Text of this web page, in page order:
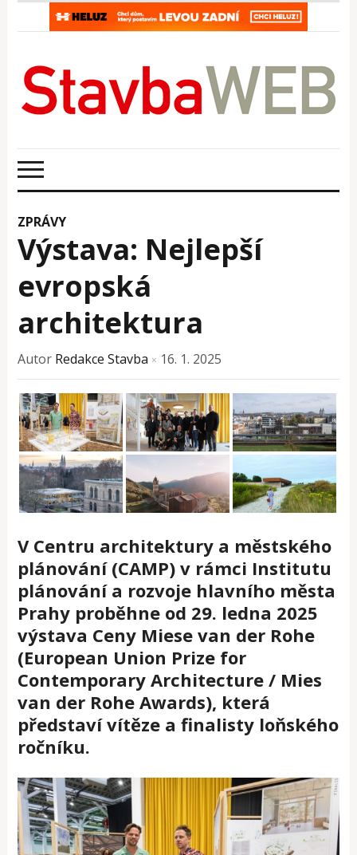
ZPRÁVY
Výstava: Nejlepší
evropská
architektura
Autor Redakce Stavba × 16. 1. 2025
V Centru architektury a městského
plánování (CAMP) v rámci Institutu
plánování a rozvoje hlavního města
Prahy proběhne od 29. ledna 2025
výstava Ceny Miese van der Rohe
(European Union Prize for
Contemporary Architecture / Mies
van der Rohe Awards), která
představí vítěze a finalisty loňského
ročníku.